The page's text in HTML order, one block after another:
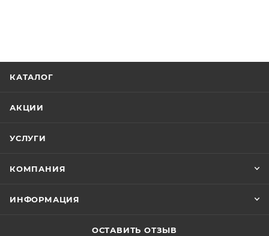
КАТАЛОГ
АКЦИИ
УСЛУГИ
КОМПАНИЯ
ИНФОРМАЦИЯ
ОСТАВИТЬ ОТЗЫВ